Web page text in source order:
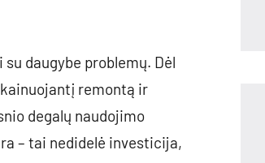
daugybe problemų. Dėl
remontą ir
degalų naudojimo
– tai nedidelė investicija,